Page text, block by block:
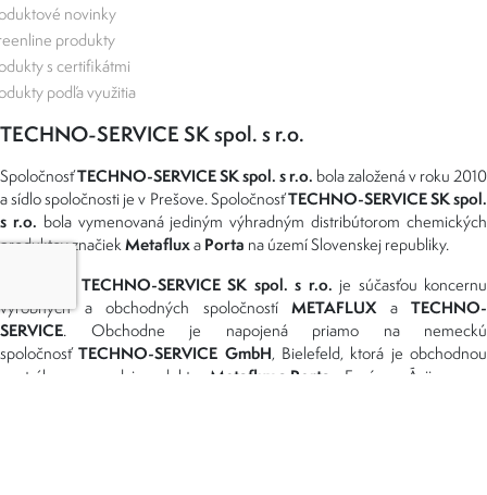
novinky
produkty
s certifikátmi
podľa využitia
TECHNO-SERVICE SK spol. s r.o.
SpoločnosťTECHNO-SERVICE SK spol. s r.o. bola založená v roku 2010
a sídlo spoločnosti je v Prešove. SpoločnosťTECHNO-SERVICE SK spol.
s r.o. bola vymenovaná jediným výhradným distribútorom chemických
produktov značiekMetafluxa Porta na území Slovenskej republiky.
TECHNO-SERVICE SK spol. s r.o. je súčasťou koncernu
výrobných a obchodných spoločností METAFLUXa TECHNO-
SERVICE. Obchodne je napojená priamo na nemeckú
spoločnosťTECHNO-SERVICE GmbH, Bielefeld, ktorá je obchodnou
centrálou pre predaj produktov Metaflux a Porta v Európe a Ázii.